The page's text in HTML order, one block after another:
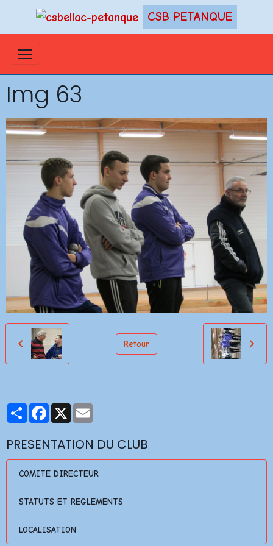
CSB PETANQUE
Img 63
Retour
PartagerFacebook
X
PRESENTATION DU CLUB
COMITE DIRECTEUR
STATUTS ET REGLEMENTS
LOCALISATION